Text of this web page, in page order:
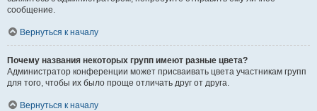
сообщение.
Вернуться к началу
Почему названия некоторых групп имеют разные цвета?
Администратор конференции может присваивать цвета участникам групп
для того, чтобы их было проще отличать друг от друга.
Вернуться к началу